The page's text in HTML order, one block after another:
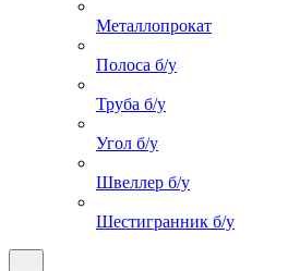
Металлопрокат
Полоса б/у
Труба б/у
Угол б/у
Швеллер б/у
Шестигранник б/у